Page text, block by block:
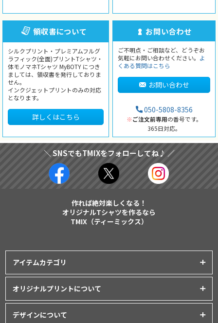
領収書について
シルクプリント・プレミアムフルグ
ラフィック(全面)プリントTシャツ・
体モノマネTシャツ MyBOTY につき
ましては、領収書を発行しておりま
せん。
インクジェットプリントのみの対応
となります。
詳しくはこちら
お問い合わせ
ご不明点・ご相談など、どうぞお
気軽にお問い合わせください。 よ
くある質問はこちら
お問い合わせ
050-5808-8356
※ご注文前専用の番号です。
365日対応。
＼ SNSでもTMIXをフォローしてね♪ ／
作れば絶対楽しくなる！
オリジナルTシャツを作るなら
TMIX（ティーミックス）
アイテムカテゴリ
ポロシャツ│ スポーツウェア
オリジナルプリントについて
デザインについて